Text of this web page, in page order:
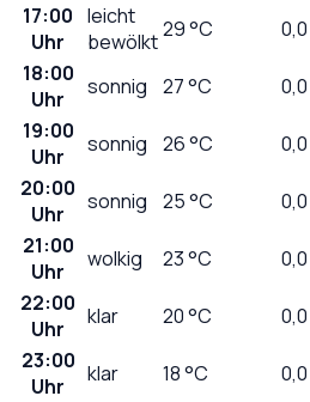
17:00
Uhr
leicht
bewölkt29°C 0,0
18:00
Uhr
sonnig 27°C 0,0
19:00
Uhr
sonnig 26°C 0,0
20:00
Uhr
sonnig 25°C 0,0
21:00
Uhr
wolkig 23°C 0,0
22:00
Uhr
klar 20°C 0,0
23:00
Uhr
klar 18°C 0,0